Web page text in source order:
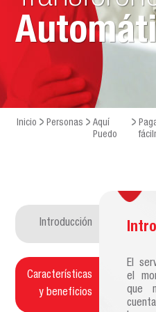
Inicio Personas
Aquí
Puedo
Introducción
Características
y beneficios
El
el
que